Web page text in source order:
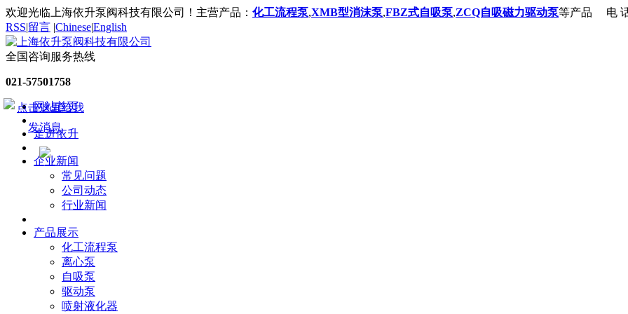
欢迎光临上海依升泵阀科技有限公司！主营产品： 化工流程泵,XMB型消沫泵,FBZ式自吸泵,ZCQ自吸磁力驱动泵等产品
电
RSS|留言 |Chinese|English
全国咨询服务热线
021-57501758
网站首页
走进依升
企业新闻
常见问题
公司动态
行业新闻
产品展示
化工流程泵
离心泵
自吸泵
驱动泵
喷射液化器